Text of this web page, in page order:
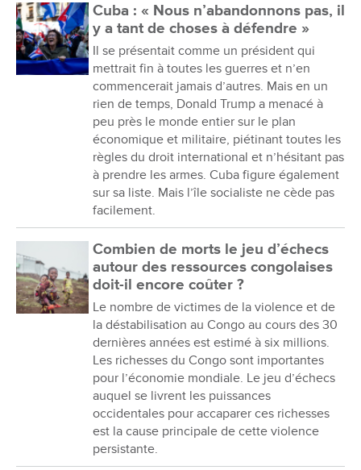
Cuba : « Nous n’abandonnons pas, il
y a tant de choses à défendre »
Il se présentait comme un président qui
mettrait fin à toutes les guerres et n’en
commencerait jamais d’autres. Mais en un
rien de temps, Donald Trump a menacé à
peu près le monde entier sur le plan
économique et militaire, piétinant toutes les
règles du droit international et n’hésitant pas
à prendre les armes. Cuba figure également
sur sa liste. Mais l’île socialiste ne cède pas
facilement.
Combien de morts le jeu d’échecs
autour des ressources congolaises
doit-il encore coûter ?
Le nombre de victimes de la violence et de
la déstabilisation au Congo au cours des 30
dernières années est estimé à six millions.
Les richesses du Congo sont importantes
pour l’économie mondiale. Le jeu d’échecs
auquel se livrent les puissances
occidentales pour accaparer ces richesses
est la cause principale de cette violence
persistante.